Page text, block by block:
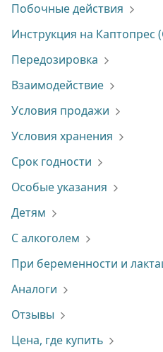
Побочные действия
Инструкция на Каптопрес
Передозировка
Взаимодействие
Условия продажи
Условия хранения
Срок годности
Особые указания
Детям
С алкоголем
При беременности и
Аналоги
Отзывы
Цена, где купить